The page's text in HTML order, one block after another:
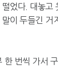
었다. 대놓고
이 두들긴 거
번씩 가서